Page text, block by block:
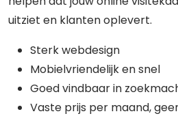
uitziet en klanten oplevert.
Sterk webdesign
Mobielvriendelijk en snel
Goed vindbaar in
Vaste prijs per maand,